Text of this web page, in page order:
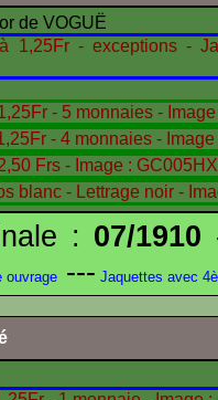
de VOGUË
: 07/1910
ouvrage --- Jaquettes avec